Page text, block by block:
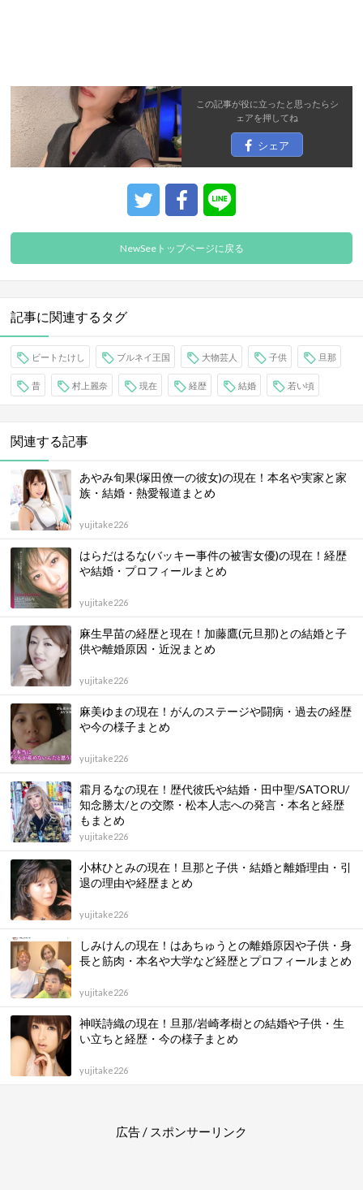
この記事が役に立ったと思ったらシ
ェアを押してね
シェア
NewSeeトップページに戻る
記事に関連するタグ
ビートたけし ブルネイ王国 大物芸人 子供 旦那
昔 村上麗奈 現在 経歴 結婚 若い頃
関連する記事
あやみ旬果(塚田僚一の彼女)の現在！本名や実家と家
族・結婚・熱愛報道まとめ
yujitake226
はらだはるな(バッキー事件の被害女優)の現在！経歴
や結婚・プロフィールまとめ
yujitake226
麻生早苗の経歴と現在！加藤鷹(元旦那)との結婚と子
供や離婚原因・近況まとめ
yujitake226
麻美ゆまの現在！がんのステージや闘病・過去の経歴
や今の様子まとめ
yujitake226
霜月るなの現在！歴代彼氏や結婚・田中聖/SATORU/
知念勝太/との交際・松本人志への発言・本名と経歴
もまとめ
yujitake226
小林ひとみの現在！旦那と子供・結婚と離婚理由・引
退の理由や経歴まとめ
yujitake226
しみけんの現在！はあちゅうとの離婚原因や子供・身
長と筋肉・本名や大学など経歴とプロフィールまとめ
yujitake226
神咲詩織の現在！旦那/岩崎孝樹との結婚や子供・生
い立ちと経歴・今の様子まとめ
yujitake226
広告 / スポンサーリンク